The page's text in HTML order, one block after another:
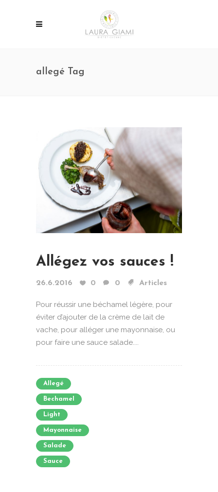
allegé Tag
Allégez vos sauces !
26.6.2016 0 0 Articles
Pour réussir une béchamel légère, pour
éviter d’ajouter de la crème de lait de
vache, pour alléger une mayonnaise, ou
pour faire une sauce salade....
Allegé
Bechamel
Light
Mayonnaise
Salade
Sauce